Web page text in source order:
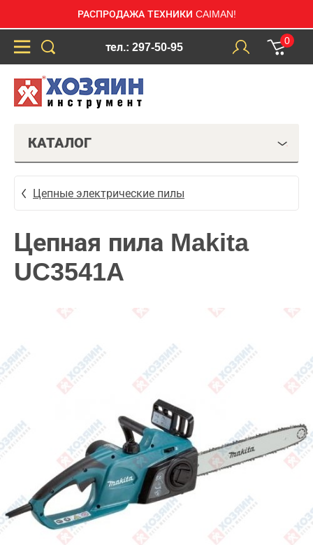
РАСПРОДАЖА ТЕХНИКИ CAIMAN!
тел.: 297-50-95
0
КАТАЛОГ
Цепные электрические пилы
Цепная пила Makita
UC3541A